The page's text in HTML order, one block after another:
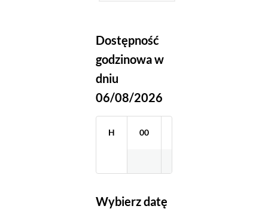
Dostępność
godzinowa w
dniu
06/08/2026
H 00
Wybierz datę